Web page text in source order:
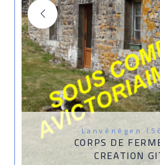
Lanvénégen
CORPS DE
CREATION